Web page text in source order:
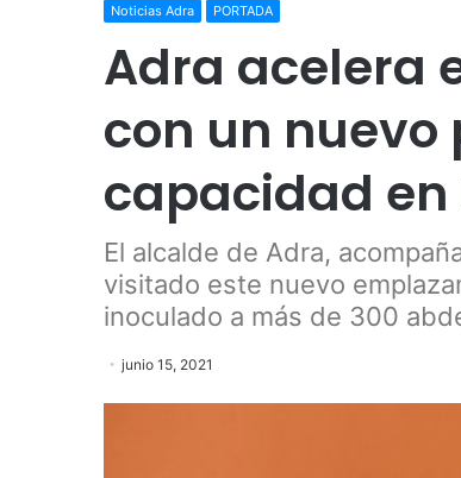
Noticias Adra PORTADA
Adra acelera
con un
capacidad en
El alcalde de Adra,
visitado este nuevo
inoculado a más de 300
junio 15, 2021